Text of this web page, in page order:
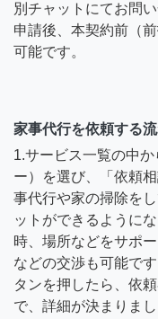
別チャットにてお問
申請後、本契約前（
可能です。
家事代行を依頼する
1.サービス一覧の中
ー）を選び、「依頼
事代行や家の掃除を
ットができるように
時、場所などをサポ
などの交渉も可能で
タンを押したら、依
で、詳細が決まりま